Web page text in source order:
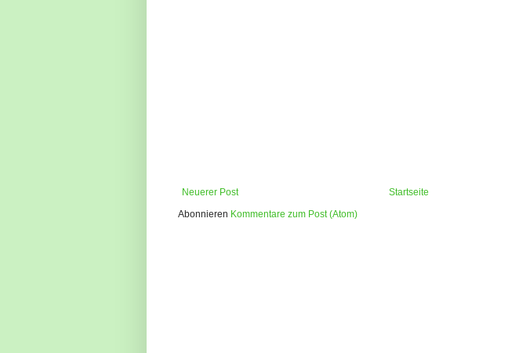
Neuerer Post
Startseite
Abonnieren Kommentare zum Post (Atom)